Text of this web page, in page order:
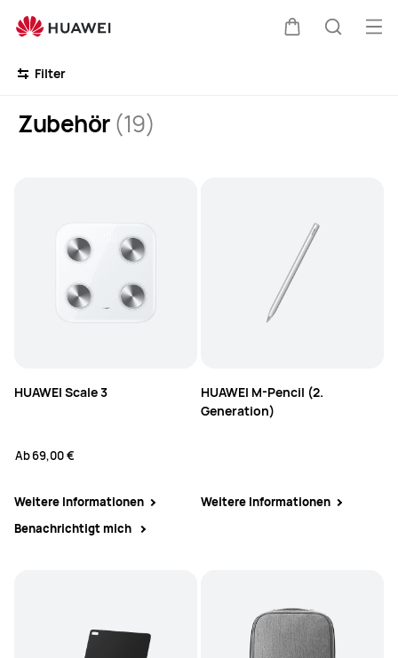
Filter
Zubehör(19)
HUAWEI Scale 3
Ab69,00 €
Weitere Informationen
Benachrichtigt mich
HUAWEI M-Pencil (2.
Generation)
Weitere Informationen